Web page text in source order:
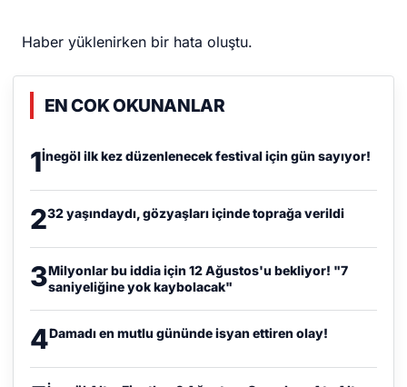
Haber yüklenirken bir hata oluştu.
EN COK OKUNANLAR
1İnegöl ilk kez düzenlenecek festival için gün sayıyor!
232 yaşındaydı, gözyaşları içinde toprağa verildi
3Milyonlar bu iddia için 12 Ağustos'u bekliyor! "7
saniyeliğine yok kaybolacak"
4Damadı en mutlu gününde isyan ettiren olay!